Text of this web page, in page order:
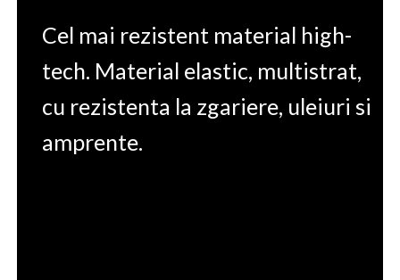
Cel mai rezistent material high-
tech. Material elastic, multistrat,
cu rezistenta la zgariere, uleiuri si
amprente.